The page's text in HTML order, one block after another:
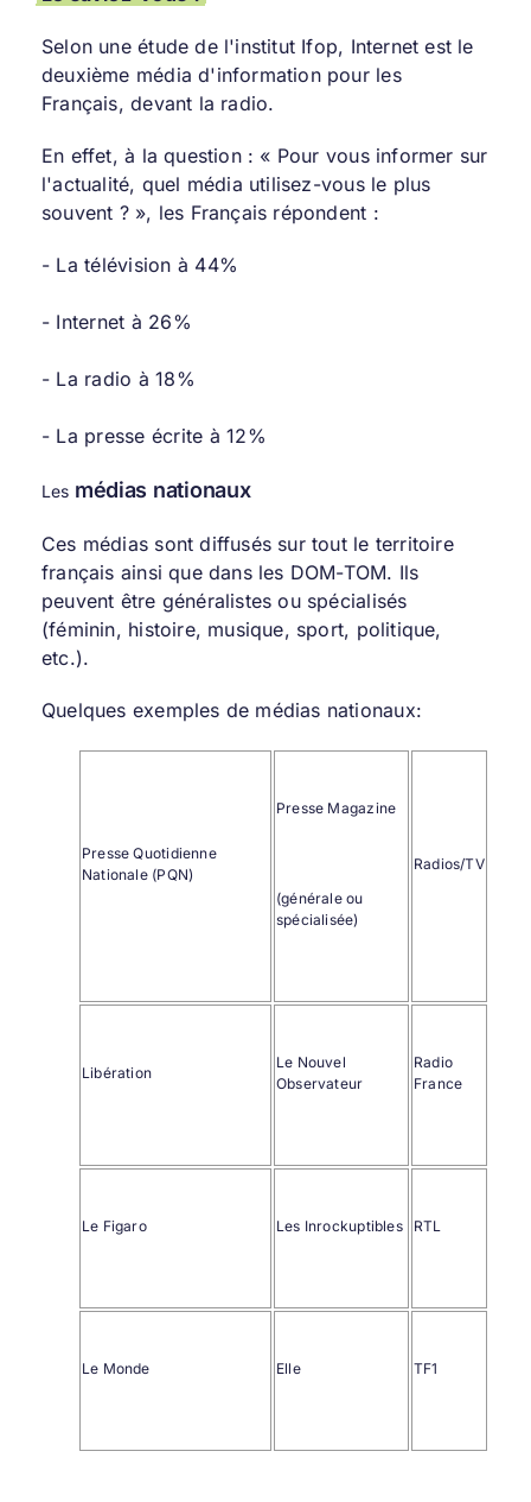
Selon une étude de l'institut Ifop, Internet est le
deuxième média d'information pour les
Français, devant la radio.
En effet, à la question : « Pour vous informer sur
l'actualité, quel média utilisez-vous le plus
souvent ? », les Français répondent :
- La télévision à 44%
- Internet à 26%
- La radio à 18%
- La presse écrite à 12%
Les médias nationaux
Ces médias sont diffusés sur tout le territoire
français ainsi que dans les DOM-TOM. Ils
peuvent être généralistes ou spécialisés
(féminin, histoire, musique, sport, politique,
etc.).
Quelques exemples de médias nationaux:
Presse Quotidienne
Nationale (PQN)
Presse Magazine
(générale ou
spécialisée)
Radios/TV
Libération
Le Nouvel
Observateur
Radio
France
Le Figaro Les Inrockuptibles RTL
Le Monde Elle TF1